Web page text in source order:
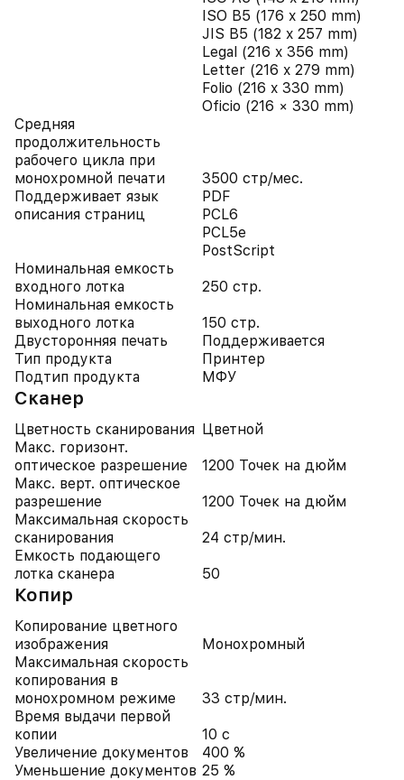
ISO B5 (176 x 250 mm)
JIS B5 (182 x 257 mm)
Legal (216 x 356 mm)
Letter (216 x 279 mm)
Folio (216 x 330 mm)
Oficio (216 × 330 mm)
Средняя
продолжительность
рабочего цикла при
монохромной печати
3500 стр/мес.
Поддерживает язык
описания страниц
PDF
PCL6
PCL5e
PostScript
Номинальная емкость
входного лотка
250 стр.
Номинальная емкость
выходного лотка
150 стр.
Двусторонняя печать
Поддерживается
Тип продукта
Принтер
Подтип продукта
МФУ
Сканер
Цветность сканирования Цветной
Макс. горизонт.
оптическое разрешение
1200 Точек на дюйм
Макс. верт. оптическое
разрешение
1200 Точек на дюйм
Максимальная скорость
сканирования
24 стр/мин.
Емкость подающего
лотка сканера
50
Копир
Копирование цветного
изображения
Монохромный
Максимальная скорость
копирования в
монохромном режиме
33 стр/мин.
Время выдачи первой
копии
10 с
Увеличение документов
400 %
Уменьшение документов 25 %